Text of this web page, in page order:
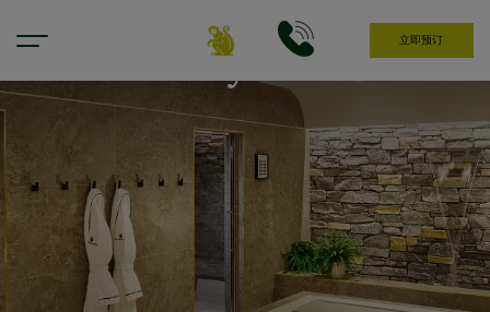
立即预订
Chancery Wellness